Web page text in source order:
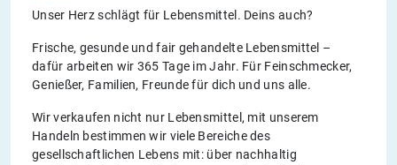
Unser Herz schlägt für Lebensmittel. Deins auch?
Frische, gesunde und fair gehandelte Lebensmittel –
dafür arbeiten wir 365 Tage im Jahr. Für Feinschmecker,
Genießer, Familien, Freunde für dich und uns alle.
Wir verkaufen nicht nur Lebensmittel, mit unserem
Handeln bestimmen wir viele Bereiche des
gesellschaftlichen Lebens mit: über nachhaltig